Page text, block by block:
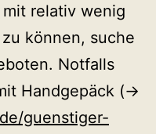
relativ wenig
können, suche
Notfalls
Handgepäck (->
guenstiger-